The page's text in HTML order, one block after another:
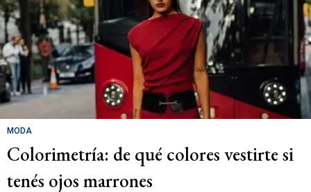
MODA
Colorimetría: de qué colores vestirte si
tenés ojos marrones